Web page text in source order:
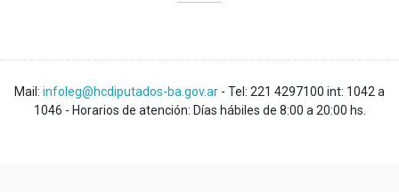
Mail: infoleg@hcdiputados-ba.gov.ar - Tel: 221 4297100 int: 1042 a
1046 - Horarios de atención: Días hábiles de 8:00 a 20:00 hs.